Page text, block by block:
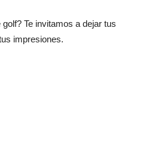
Te invitamos a dejar tus
impresiones.